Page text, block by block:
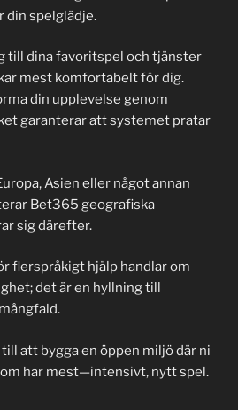
din spelglädje.
till dina favoritspel och tjänster
mest komfortabelt för dig.
din upplevelse genom
garanterar att systemet pratar
Asien eller något annan
Bet365 geografiska
sig därefter.
flerspråkigt hjälp handlar om
det är en hyllning till
att bygga en öppen miljö där ni
har mest—intensivt, nytt spel.